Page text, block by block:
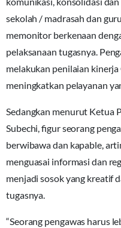
sekolah / madrasah dan
memonitor berkenaan
pelaksanaan tugasnya.
melakukan penilaian
meningkatkan pelayanan
Sedangkan menurut Ketua
Subechi, figur seorang
berwibawa dan kapable,
menguasai informasi dan
menjadi sosok yang kreatif
tugasnya.
“Seorang pengawas harus